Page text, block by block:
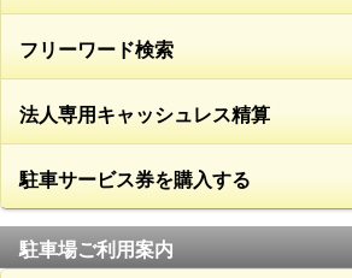
フリーワード検索
法人専用キャッシュレス精算
駐車サービス券を購入する
駐車場ご利用案内